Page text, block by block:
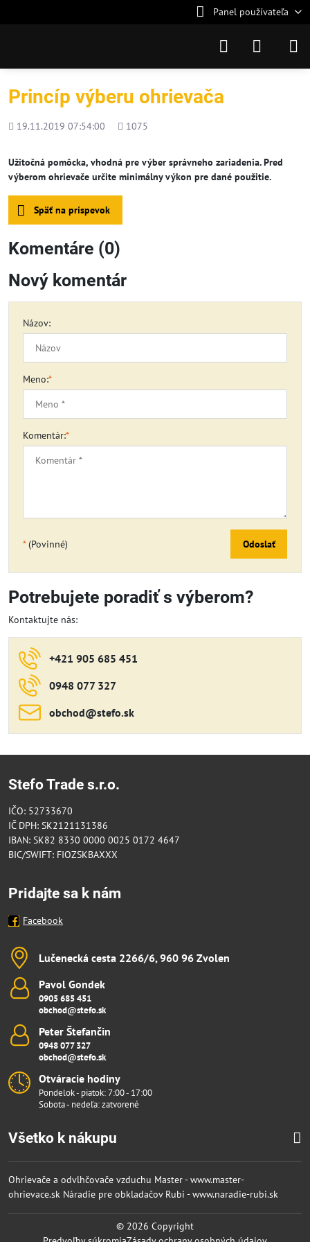
Panel používateľa
Princíp výberu ohrievača
Pridané
19.11.2019 07:54:00
Počet
1075
Užitočná pomôcka, vhodná pre výber správneho zariadenia. Pred
výberom ohrievače určite minimálny výkon pre dané použitie.
Späť na príspevok
Komentáre (0)
Nový komentár
Názov:
Meno:*
Komentár:*
*(Povinné) Odoslať
Potrebujete poradiť s výberom?
Kontaktujte nás:
+421 905 685 451
0948 077 327
obchod​@stefo​.sk
Stefo Trade s.r.o.
IČO: 52733670
IČ DPH: SK2121131386
IBAN: SK82 8330 0000 0025 0172 4647
BIC/SWIFT: FIOZSKBAXXX
Pridajte sa k nám
Facebook
Lučenecká cesta 2266/6, 960 96 Zvolen
Pavol Gondek
0905 685 451
obchod@stefo.sk
Peter Štefančin
0948 077 327
obchod@stefo.sk
Otváracie hodiny
Pondelok - piatok: 7:00 - 17:00
Sobota - nedeľa: zatvorené
Všetko k nákupu
Ohrievače a odvlhčovače vzduchu Master - www.master-
ohrievace.sk Náradie pre obkladačov Rubi - www.naradie-rubi.sk
© 2026 Copyright